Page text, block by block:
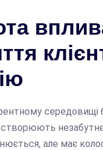
середовищі
створюють
але має